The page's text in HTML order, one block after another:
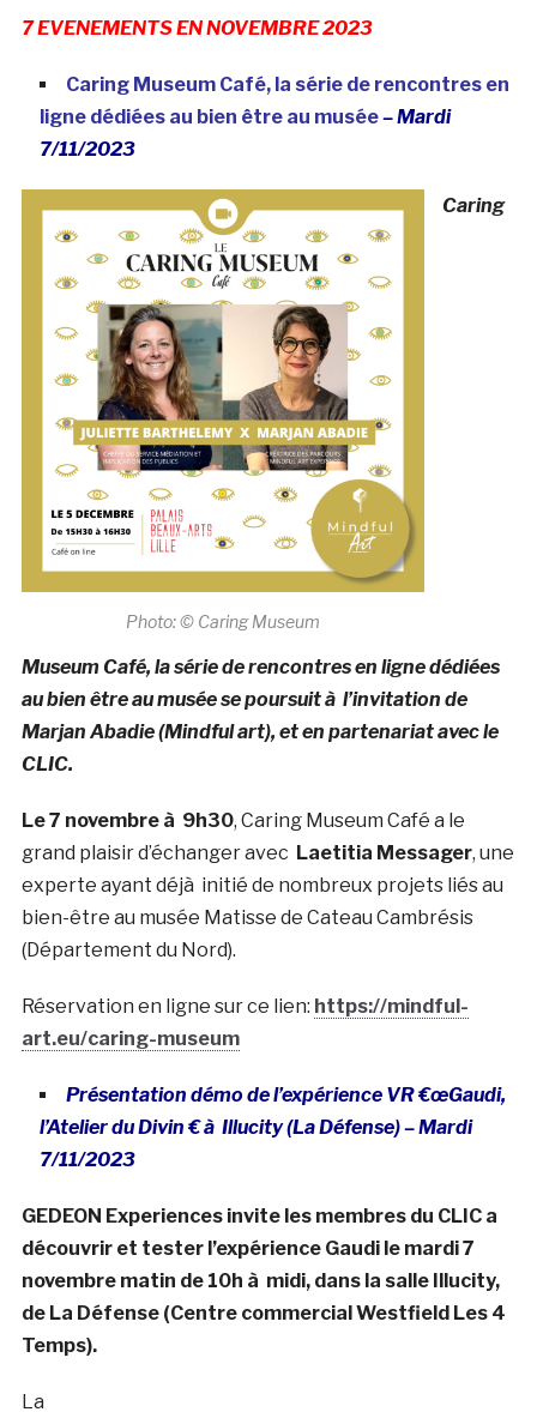
7 EVENEMENTS EN NOVEMBRE 2023
Caring Museum Café, la série de rencontres en
ligne dédiées au bien être au musée– Mardi
7/11/2023
Photo: © Caring Museum
Caring
Museum Café, la série de rencontres en ligne dédiées
au bien être au musée se poursuit à l’invitation de
Marjan Abadie (Mindful art), et en partenariat avec le
CLIC.
Le 7 novembre à 9h30, Caring Museum Café a le
grand plaisir d’échanger avec Laetitia Messager, une
experte ayant déjà initié de nombreux projets liés au
bien-être au musée Matisse de Cateau Cambrésis
(Département du Nord).
Réservation en ligne sur ce lien: https://mindful-
art.eu/caring-museum
Présentation démo de l’expérience VR €œGaudi,
l’Atelier du Divin € à Illucity (La Défense) – Mardi
7/11/2023
GEDEON Experiences invite les membres du CLIC a
découvrir et tester l’expérience Gaudi le mardi 7
novembre matin de 10h à midi, dans la salle Illucity,
de La Défense (Centre commercial Westfield Les 4
Temps).
La